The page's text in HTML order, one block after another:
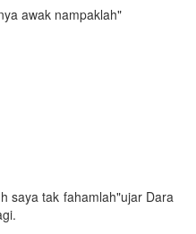
awak nampaklah"
saya tak fahamlah"ujar Dara